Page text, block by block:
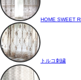
HOME SWEET
トルコ刺繍